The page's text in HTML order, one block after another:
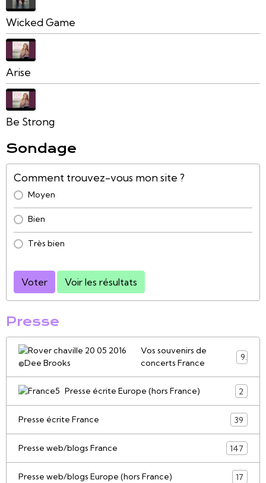
Wicked Game
Arise
Be Strong
Sondage
Comment trouvez-vous mon site ?
Moyen
Bien
Très bien
Voter Voir les résultats
Presse
Vos souvenirs de
concerts France
9
Presse écrite Europe (hors France) 2
Presse écrite France 39
Presse web/blogs France 147
Presse web/blogs Europe (hors France) 17